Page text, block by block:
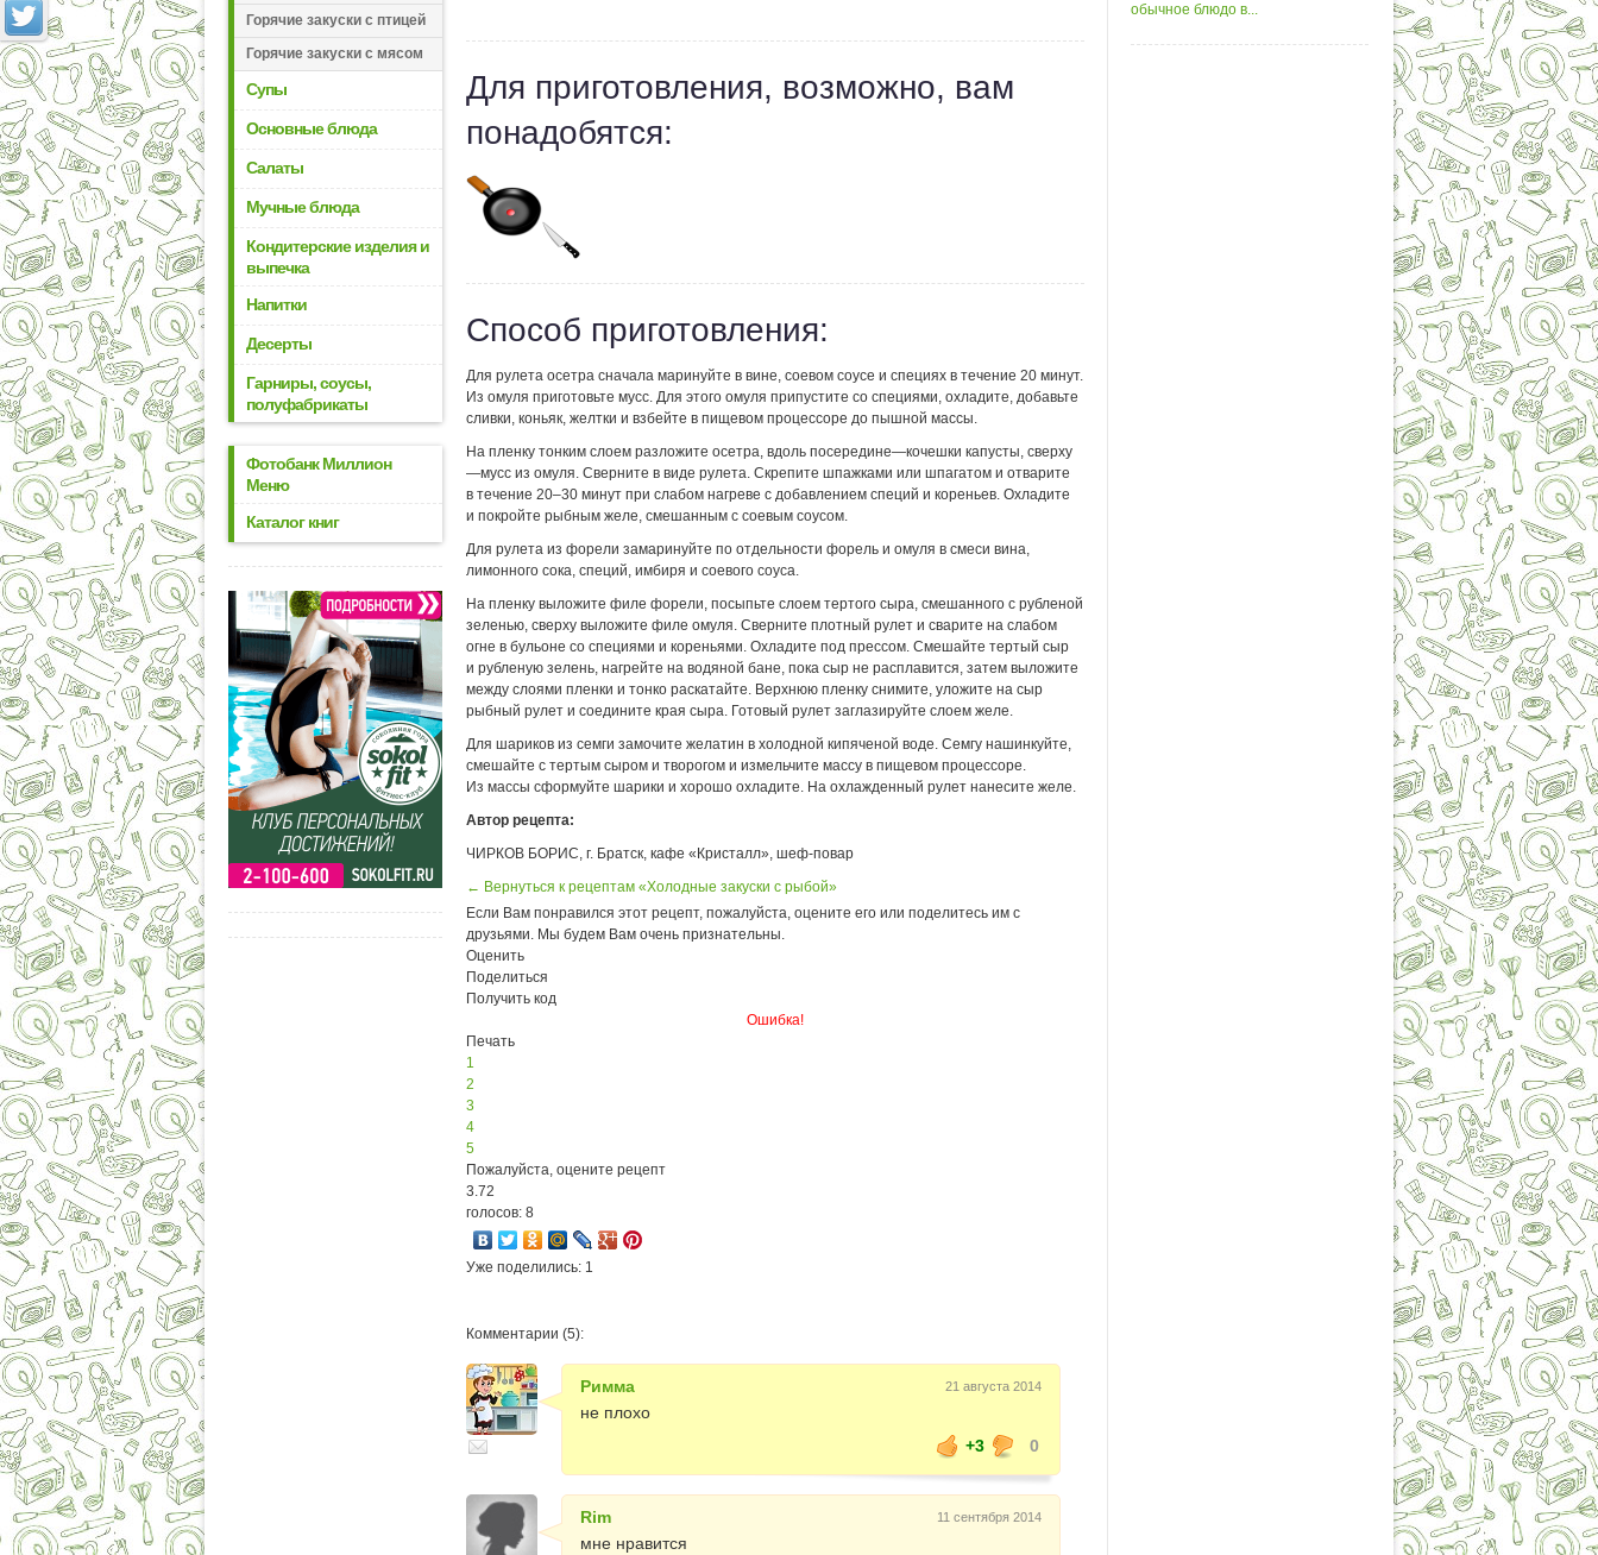
Горячие закуски с птицей
Горячие закуски с мясом
Супы
Основные блюда
Салаты
Мучные блюда
Кондитерские изделия и
выпечка
Напитки
Десерты
Гарниры, соусы,
полуфабрикаты
Фотобанк Миллион
Меню
Каталог книг
Для приготовления, возможно, вам
понадобятся:
Способ приготовления:
Для рулета осетра сначала маринуйте в вине, соевом соусе и специях в течение 20 минут.
Из омуля приготовьте мусс. Для этого омуля припустите со специями, охладите, добавьте
сливки, коньяк, желтки и взбейте в пищевом процессоре до пышной массы.
На пленку тонким слоем разложите осетра, вдоль посередине—кочешки капусты, сверху
—мусс из омуля. Сверните в виде рулета. Скрепите шпажками или шпагатом и отварите
в течение 20–30 минут при слабом нагреве с добавлением специй и кореньев. Охладите
и покройте рыбным желе, смешанным с соевым соусом.
Для рулета из форели замаринуйте по отдельности форель и омуля в смеси вина,
лимонного сока, специй, имбиря и соевого соуса.
На пленку выложите филе форели, посыпьте слоем тертого сыра, смешанного с рубленой
зеленью, сверху выложите филе омуля. Сверните плотный рулет и сварите на слабом
огне в бульоне со специями и кореньями. Охладите под прессом. Смешайте тертый сыр
и рубленую зелень, нагрейте на водяной бане, пока сыр не расплавится, затем выложите
между слоями пленки и тонко раскатайте. Верхнюю пленку снимите, уложите на сыр
рыбный рулет и соедините края сыра. Готовый рулет заглазируйте слоем желе.
Для шариков из семги замочите желатин в холодной кипяченой воде. Семгу нашинкуйте,
смешайте с тертым сыром и творогом и измельчите массу в пищевом процессоре.
Из массы сформуйте шарики и хорошо охладите. На охлажденный рулет нанесите желе.
Автор рецепта:
ЧИРКОВ БОРИС, г. Братск, кафе «Кристалл», шеф-повар
← Вернуться к рецептам «Холодные закуски с рыбой»
Если Вам понравился этот рецепт, пожалуйста, оцените его или поделитесь им с
друзьями. Мы будем Вам очень признательны.
Оценить
Поделиться
Получить код
Ошибка!
Печать
1
2
3
4
5
Пожалуйста, оцените рецепт
3.72
голосов: 8
Уже поделились: 1
Комментарии (5):
Римма 21 августа 2014
не плохо
+3
0
Rim 11 сентября 2014
мне нравится
обычное блюдо в...